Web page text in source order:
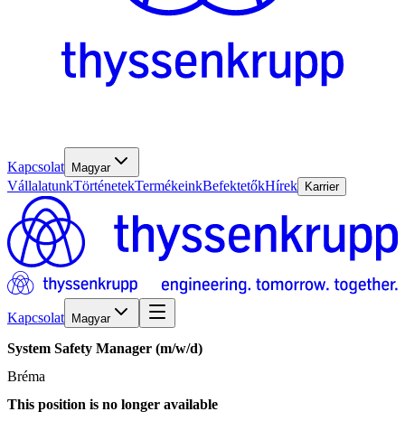
Kapcsolat Magyar
VállalatunkTörténetekTermékeinkBefektetőkHírek Karrier
Kapcsolat Magyar
System Safety Manager (m/w/d)
Bréma
This position is no longer available